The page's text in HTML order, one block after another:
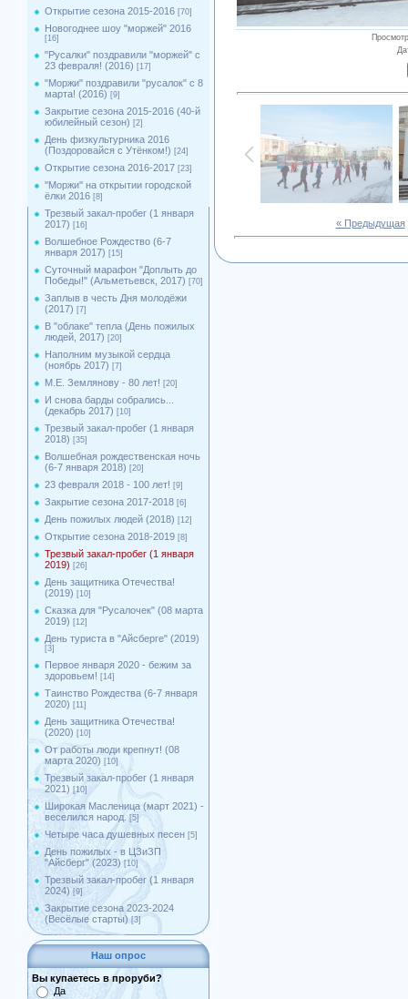
Открытие сезона 2015-2016 [70]
Новогоднее шоу "моржей" 2016
[16]
"Русалки" поздравили "моржей" с
23 февраля! (2016) [17]
"Моржи" поздравили "русалок" с 8
марта! (2016) [9]
Закрытие сезона 2015-2016 (40-й
юбилейный сезон) [2]
День физкультурника 2016
(Поздоровайся с Утёнком!) [24]
Открытие сезона 2016-2017 [23]
''Моржи'' на открытии городской
ёлки 2016 [8]
Трезвый закал-пробег (1 января
2017) [16]
Волшебное Рождество (6-7
января 2017) [15]
Суточный марафон "Доплыть до
Победы!" (Альметьевск, 2017) [70]
Заплыв в честь Дня молодёжи
(2017) [7]
В "облаке" тепла (День пожилых
людей, 2017) [20]
Наполним музыкой сердца
(ноябрь 2017) [7]
М.Е. Землянову - 80 лет! [20]
И снова барды собрались...
(декабрь 2017) [10]
Трезвый закал-пробег (1 января
2018) [35]
Волшебная рождественская ночь
(6-7 января 2018) [20]
23 февраля 2018 - 100 лет! [9]
Закрытие сезона 2017-2018 [6]
День пожилых людей (2018) [12]
Открытие сезона 2018-2019 [8]
Трезвый закал-пробег (1 января
2019) [26]
День защитника Отечества!
(2019) [10]
Сказка для "Русалочек" (08 марта
2019) [12]
День туриста в "Айсберге" (2019)
[3]
Первое января 2020 - бежим за
здоровьем! [14]
Таинство Рождества (6-7 января
2020) [11]
День защитника Отечества!
(2020) [10]
От работы люди крепнут! (08
марта 2020) [10]
Трезвый закал-пробег (1 января
2021) [10]
Широкая Масленица (март 2021) -
веселился народ.
[5]
Четыре часа душевных песен [5]
День пожилых - в ЦЗиЗП
"Айсберг" (2023) [10]
Трезвый закал-пробег (1 января
2024) [9]
Закрытие сезона 2023-2024
(Весёлые старты) [3]
Наш опрос
Вы купаетесь в проруби?
Да
« Предыдущая